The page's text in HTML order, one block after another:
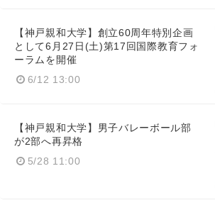
【神戸親和大学】創立60周年特別企画
として6月27日(土)第17回国際教育フォ
ーラムを開催
6/12 13:00
【神戸親和大学】男子バレーボール部
が2部へ再昇格
5/28 11:00